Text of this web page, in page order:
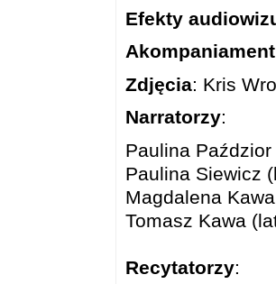
Efekty
Zdjęcia: Kris
Narratorzy:
Paulina
Paulina Siewicz
Magdalena
Tomasz Kawa
Recytatorzy: